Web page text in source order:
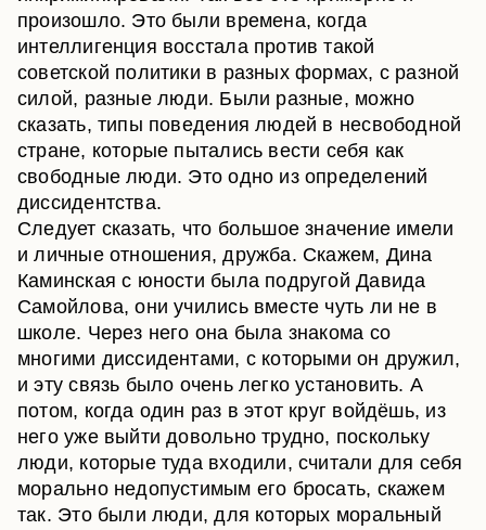
произошло. Это были времена, когда
интеллигенция восстала против такой
советской политики в разных формах, с разной
силой, разные люди. Были разные, можно
сказать, типы поведения людей в несвободной
стране, которые пытались вести себя как
свободные люди. Это одно из определений
диссидентства.
Следует сказать, что большое значение имели
и личные отношения, дружба. Скажем, Дина
Каминская с юности была подругой Давида
Самойлова, они учились вместе чуть ли не в
школе. Через него она была знакома со
многими диссидентами, с которыми он дружил,
и эту связь было очень легко установить. А
потом, когда один раз в этот круг войдёшь, из
него уже выйти довольно трудно, поскольку
люди, которые туда входили, считали для себя
морально недопустимым его бросать, скажем
так. Это были люди, для которых моральный